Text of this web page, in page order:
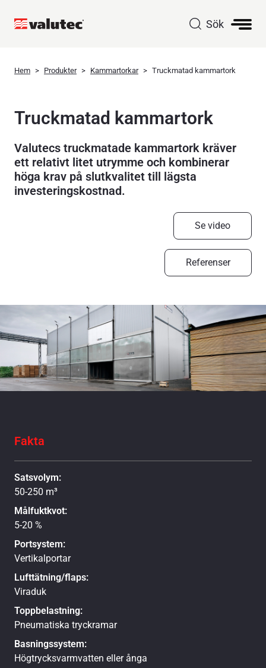
Sök
Hem Produkter Kammartorkar Truckmatad kammartork
Truckmatad kammartork
Valutecs truckmatade kammartork kräver
ett relativt litet utrymme och kombinerar
höga krav på slutkvalitet till lägsta
investeringskostnad.
Se video
Referenser
Fakta
Satsvolym:
50-250 m³
Målfuktkvot:
5-20 %
Portsystem:
Vertikalportar
Lufttätning/flaps:
Viraduk
Toppbelastning:
Pneumatiska tryckramar
Basningssystem:
Högtrycksvarmvatten eller ånga